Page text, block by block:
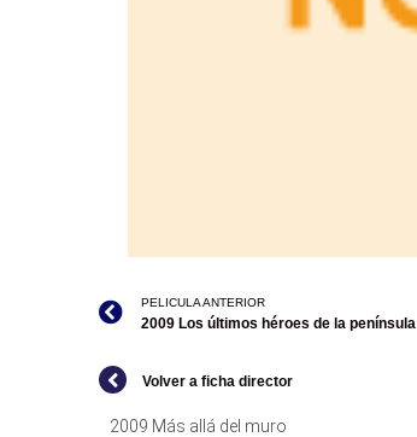
PELICULA ANTERIOR
2009 Los últimos héroes de la península
Volver a ficha director
2009 Más allá del muro